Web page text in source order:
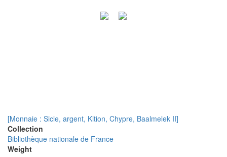
[Monnaie : Sicle, argent, Kition, Chypre, Baalmelek II]
Collection
Bibliothèque nationale de France
Weight